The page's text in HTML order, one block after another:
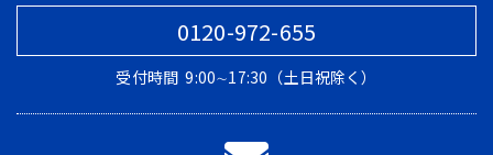
0120-972-655
受付時間 9:00∼17:30（土日祝除く）